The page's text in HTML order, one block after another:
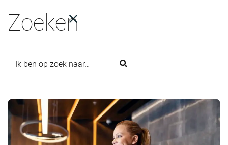
Zoeken
Titel bericht